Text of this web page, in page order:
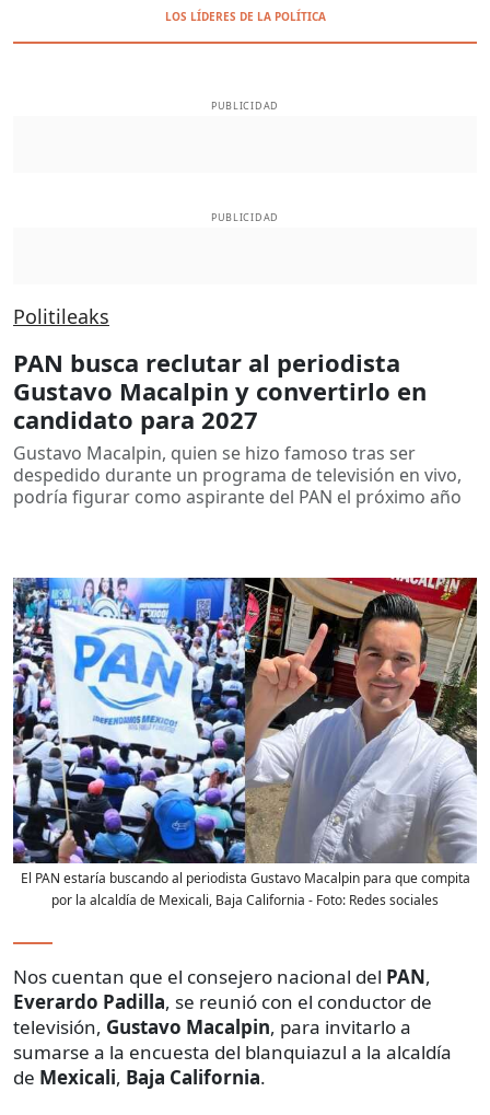
LOS LÍDERES DE LA POLÍTICA
PUBLICIDAD
PUBLICIDAD
Politileaks
PAN busca reclutar al periodista
Gustavo Macalpin y convertirlo en
candidato para 2027
Gustavo Macalpin, quien se hizo famoso tras ser
despedido durante un programa de televisión en vivo,
podría figurar como aspirante del PAN el próximo año
El PAN estaría buscando al periodista Gustavo Macalpin para que compita
por la alcaldía de Mexicali, Baja California - Foto: Redes sociales
Nos cuentan que el consejero nacional del PAN,
Everardo Padilla, se reunió con el conductor de
televisión, Gustavo Macalpin, para invitarlo a
sumarse a la encuesta del blanquiazul a la alcaldía
de Mexicali, Baja California.